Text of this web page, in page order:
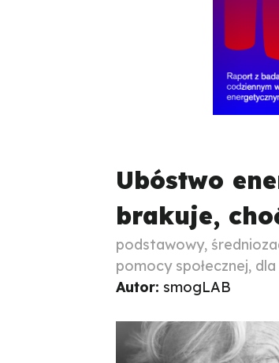
Ubóstwo
brakuje,
podstawowy,
pomocy społecznej, dla
Autor: smogLAB